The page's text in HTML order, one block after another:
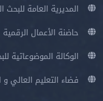
المديرية العامة
حاضنة الأعمال الرقمية
الوكالة الموضوعاتية
فضاء التعليم العالي